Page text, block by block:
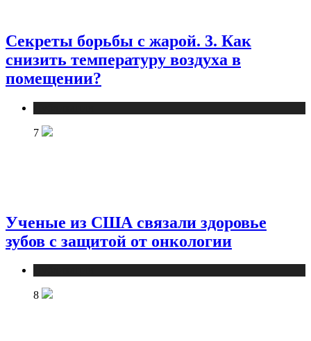
Секреты борьбы с жарой. 3. Как
снизить температуру воздуха в
помещении?
7
Ученые из США связали здоровье
зубов с защитой от онкологии
8